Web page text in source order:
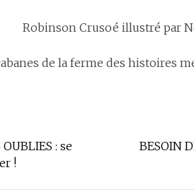
Robinson Crusoé illustré par
de la ferme des histoires
: se
!
BESOIN